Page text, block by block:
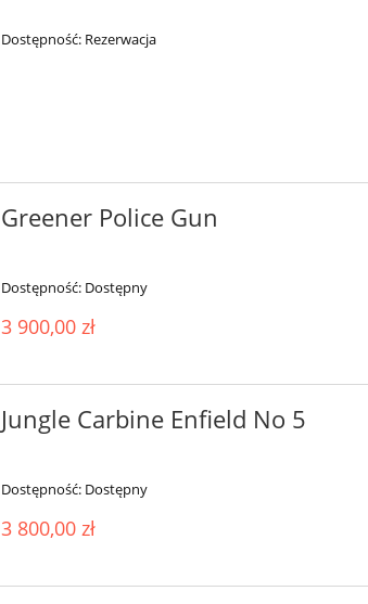
Dostępność: Rezerwacja
Greener Police Gun
Dostępność: Dostępny
3 900,00 zł
Jungle Carbine Enfield No 5
Dostępność: Dostępny
3 800,00 zł